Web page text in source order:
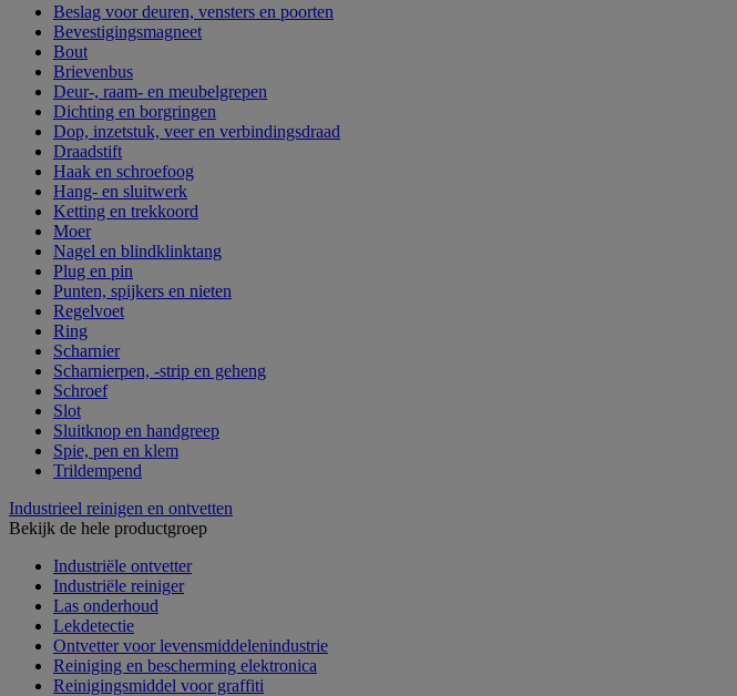
Beslag voor deuren, vensters en poorten
Bevestigingsmagneet
Bout
Brievenbus
Deur-, raam- en meubelgrepen
Dichting en borgringen
Dop, inzetstuk, veer en verbindingsdraad
Draadstift
Haak en schroefoog
Hang- en sluitwerk
Ketting en trekkoord
Moer
Nagel en blindklinktang
Plug en pin
Punten, spijkers en nieten
Regelvoet
Ring
Scharnier
Scharnierpen, -strip en geheng
Schroef
Slot
Sluitknop en handgreep
Spie, pen en klem
Trildempend
Industrieel reinigen en ontvetten
Bekijk de hele productgroep
Industriële ontvetter
Industriële reiniger
Las onderhoud
Lekdetectie
Ontvetter voor levensmiddelenindustrie
Reiniging en bescherming elektronica
Reinigingsmiddel voor graffiti